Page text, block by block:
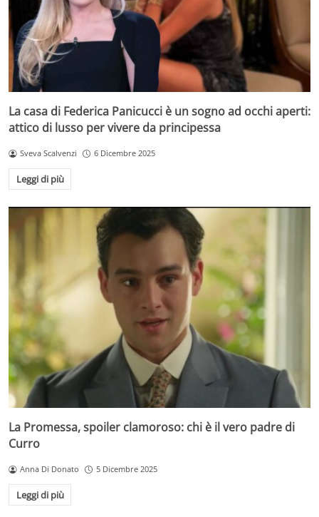
La casa di Federica Panicucci è un sogno ad occhi aperti:
attico di lusso per vivere da principessa
Sveva Scalvenzi 6 Dicembre 2025
Leggi di più
La Promessa, spoiler clamoroso: chi è il vero padre di
Curro
Anna Di Donato 5 Dicembre 2025
Leggi di più